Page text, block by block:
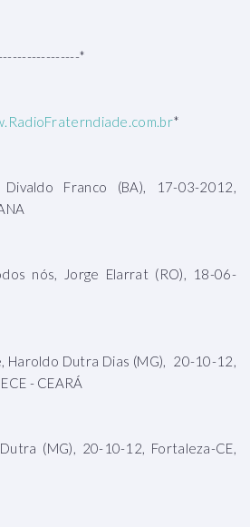
*
*
Divaldo Franco (BA), 17-03-2012,
nós, Jorge Elarrat (RO), 18-06-
Haroldo Dutra Dias (MG), 20-10-12,
- CEARÁ
(MG), 20-10-12, Fortaleza-CE,